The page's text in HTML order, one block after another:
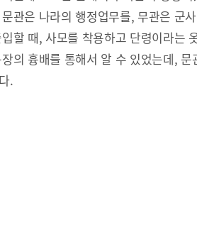
관은 나라의 행정업무를, 무관은 군
할 때, 사모를 착용하고 단령이라는
의 흉배를 통해서 알 수 있었는데, 문
.